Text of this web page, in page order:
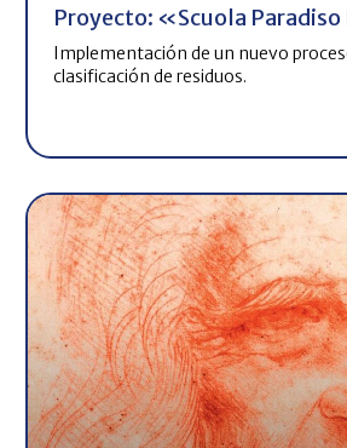
Proyecto: «Scuola
Implementación de un nuevo
clasificación de residuos.